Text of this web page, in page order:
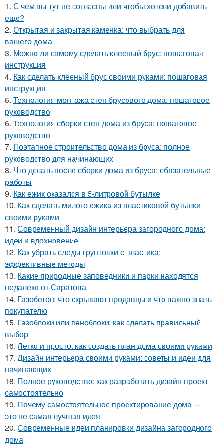
1. С чем вы тут не согласны или чтобы хотели добавить
еще?
2. Открытая и закрытая каменка: что выбрать для
вашего дома
3. Можно ли самому сделать клееный брус: пошаговая
инструкция
4. Как сделать клееный брус своими руками: пошаговая
инструкция
5. Технология монтажа стен брусового дома: пошаговое
руководство
6. Технология сборки стен дома из бруса: пошаговое
руководство
7. Поэтапное строительство дома из бруса: полное
руководство для начинающих
8. Что делать после сборки дома из бруса: обязательные
работы
9. Как ежик оказался в 5-литровой бутылке
10. Как сделать милого ежика из пластиковой бутылки
своими руками
11. Современный дизайн интерьера загородного дома:
идеи и вдохновение
12. Как убрать следы грунтовки с пластика:
эффективные методы
13. Какие природные заповедники и парки находятся
недалеко от Саратова
14. Газобетон: что скрывают продавцы и что важно знать
покупателю
15. Газоблоки или пеноблоки: как сделать правильный
выбор
16. Легко и просто: как создать план дома своими руками
17. Дизайн интерьера своими руками: советы и идеи для
начинающих
18. Полное руководство: как разработать дизайн-проект
самостоятельно
19. Почему самостоятельное проектирование дома —
это не самая лучшая идея
20. Современные идеи планировки дизайна загородного
дома